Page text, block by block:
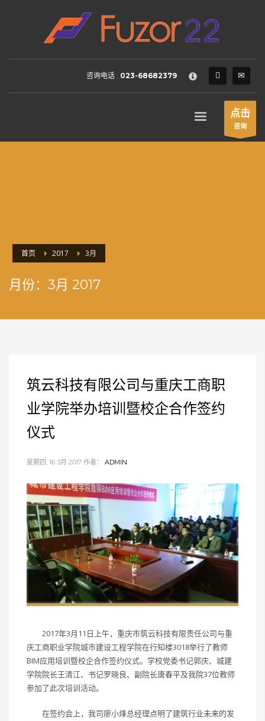
HOW TO SHOP
Login or create new account.
2 Review your order.
FREEshipment
If you still have problems, please let us know, by sending an
SHOWROOM HOURS
咨询电话 : 023-68682379
点击
咨询
首页 2017 3月
月份：3月 2017
筑云科技有限公司与重庆工商职
业学院举办培训暨校企合作签约
仪式
星期四, 16 3月 2017 作者： ADMIN
2017年3月11日上午，重庆市筑云科技有限责任公司与重
庆工商职业学院城市建设工程学院在行知楼3018举行了教师
BIM应用培训暨校企合作签约仪式。学校党委书记郭庆、城建
学院院长王清江、书记罗晓良、副院长唐春平及我院37位教师
参加了此次培训活动。
在签约会上，我司廖小烽总经理点明了建筑行业未来的发